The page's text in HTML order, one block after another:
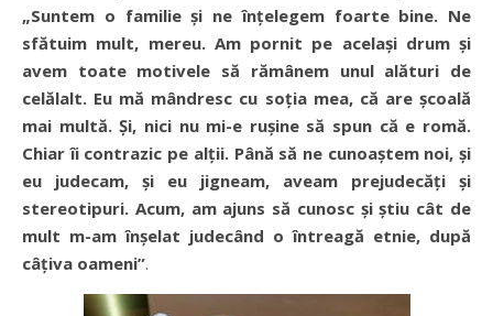
„Suntem o familie și ne înțelegem foarte bine. Ne
sfătuim mult, mereu. Am pornit pe același drum și
avem toate motivele să rămânem unul alături de
celălalt. Eu mă mândresc cu soția mea, că are școală
mai multă. Și, nici nu mi-e rușine să spun că e romă.
Chiar îi contrazic pe alții. Până să ne cunoaștem noi, și
eu judecam, și eu jigneam, aveam prejudecăți și
stereotipuri. Acum, am ajuns să cunosc și știu cât de
mult m-am înșelat judecând o întreagă etnie, după
câțiva oameni”.